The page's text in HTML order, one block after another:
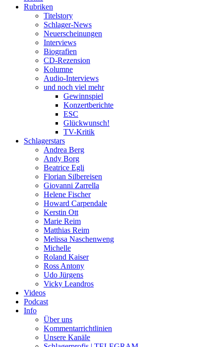
Rubriken
Titelstory
Schlager-News
Neuerscheinungen
Interviews
Biografien
CD-Rezension
Kolumne
Audio-Interviews
und noch viel mehr
Gewinnspiel
Konzertberichte
ESC
Glückwunsch!
TV-Kritik
Schlagerstars
Andrea Berg
Andy Borg
Beatrice Egli
Florian Silbereisen
Giovanni Zarrella
Helene Fischer
Howard Carpendale
Kerstin Ott
Marie Reim
Matthias Reim
Melissa Naschenweng
Michelle
Roland Kaiser
Ross Antony
Udo Jürgens
Vicky Leandros
Videos
Podcast
Info
Über uns
Kommentarrichtlinien
Unsere Kanäle